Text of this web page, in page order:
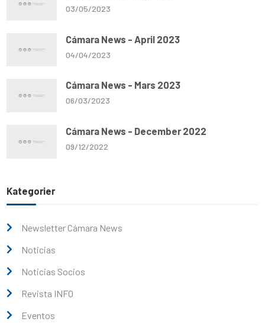
03/05/2023
Cámara News - April 2023
04/04/2023
Cámara News - Mars 2023
06/03/2023
Cámara News - December 2022
09/12/2022
Kategorier
Newsletter Cámara News
Noticias
Noticias Socios
Revista INFO
Eventos